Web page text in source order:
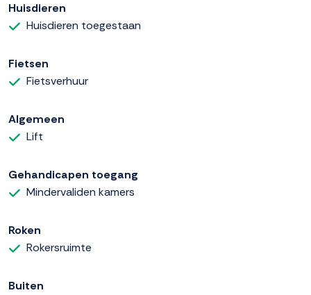
Huisdieren
Huisdieren toegestaan
Fietsen
Fietsverhuur
Algemeen
Lift
Gehandicapen toegang
Mindervaliden kamers
Roken
Rokersruimte
Buiten